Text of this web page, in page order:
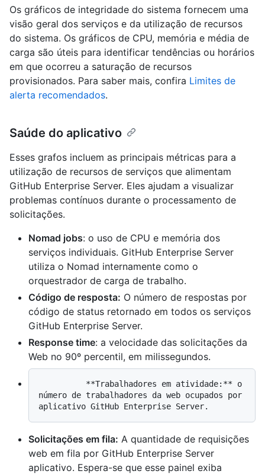
Os gráficos de integridade do sistema fornecem uma
visão geral dos serviços e da utilização de recursos
do sistema. Os gráficos de CPU, memória e média de
carga são úteis para identificar tendências ou horários
em que ocorreu a saturação de recursos
provisionados. Para saber mais, confira Limites de
alerta recomendados.
Saúde do aplicativo
Esses grafos incluem as principais métricas para a
utilização de recursos de serviços que alimentam
GitHub Enterprise Server. Eles ajudam a visualizar
problemas contínuos durante o processamento de
solicitações.
Nomad jobs: o uso de CPU e memória dos
serviços individuais. GitHub Enterprise Server
utiliza o Nomad internamente como o
orquestrador de carga de trabalho.
Código de resposta: O número de respostas por
código de status retornado em todos os serviços
GitHub Enterprise Server.
Response time: a velocidade das solicitações da
Web no 90º percentil, em milissegundos.
número de trabalhadores da web ocupados por
Solicitações em fila: A quantidade de requisições
web em fila por GitHub Enterprise Server
aplicativo. Espera-se que esse painel exiba